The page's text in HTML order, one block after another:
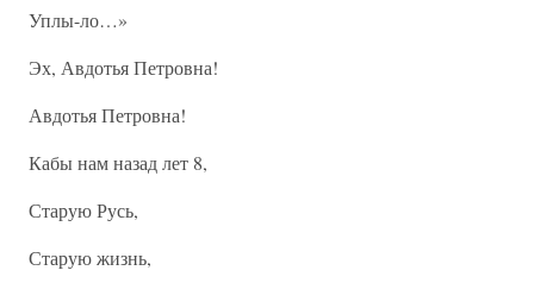
Уплы-ло…»
Эх, Авдотья Петровна!
Авдотья Петровна!
Кабы нам назад лет 8,
Старую Русь,
Старую жизнь,